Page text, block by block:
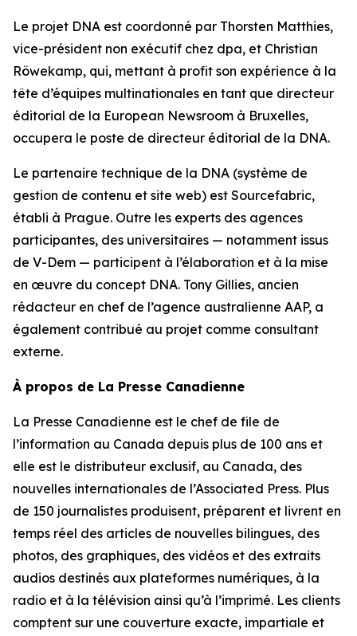
Le projet DNA est coordonné par Thorsten Matthies,
vice-président non exécutif chez dpa, et Christian
Röwekamp, qui, mettant à profit son expérience à la
tête d’équipes multinationales en tant que directeur
éditorial de la European Newsroom à Bruxelles,
occupera le poste de directeur éditorial de la DNA.
Le partenaire technique de la DNA (système de
gestion de contenu et site web) est Sourcefabric,
établi à Prague. Outre les experts des agences
participantes, des universitaires — notamment issus
de V-Dem — participent à l’élaboration et à la mise
en œuvre du concept DNA. Tony Gillies, ancien
rédacteur en chef de l’agence australienne AAP, a
également contribué au projet comme consultant
externe.
À propos de La Presse Canadienne
La Presse Canadienne est le chef de file de
l’information au Canada depuis plus de 100 ans et
elle est le distributeur exclusif, au Canada, des
nouvelles internationales de l’Associated Press. Plus
de 150 journalistes produisent, préparent et livrent en
temps réel des articles de nouvelles bilingues, des
photos, des graphiques, des vidéos et des extraits
audios destinés aux plateformes numériques, à la
radio et à la télévision ainsi qu’à l’imprimé. Les clients
comptent sur une couverture exacte, impartiale et